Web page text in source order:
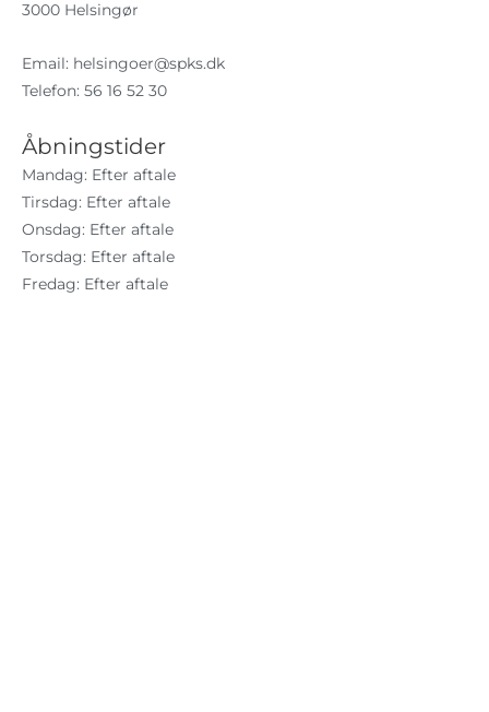
3000 Helsingør
Email: helsingoer@spks.dk
Telefon: 56 16 52 30
Åbningstider
Mandag: Efter aftale
Tirsdag: Efter aftale
Onsdag: Efter aftale
Torsdag: Efter aftale
Fredag: Efter aftale